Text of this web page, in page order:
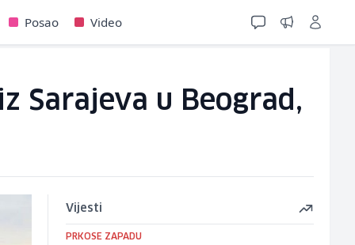
Posao Video
Sarajeva u Beograd,
Vijesti
PRKOSE ZAPADU